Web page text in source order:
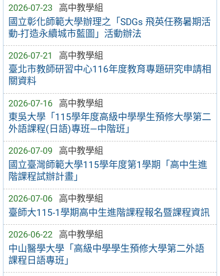
2026-07-23 高中教學組
國立彰化師範大學辦理之「SDGs 飛英任務暑期活
動-打造永續城市藍圖」活動辦法
2026-07-21 高中教學組
臺北市教師研習中心116年度教育專題研究申請相
關資料
2026-07-16 高中教學組
東吳大學「115學年度高級中學學生預修大學第二
外語課程(日語)專班—中階班」
2026-07-09 高中教學組
國立臺灣師範大學115學年度第1學期「高中生進
階課程試辦計畫」
2026-07-06 高中教學組
臺師大115-1學期高中生進階課程報名暨課程資訊
2026-06-22 高中教學組
中山醫學大學「高級中學學生預修大學第二外語
課程日語專班」